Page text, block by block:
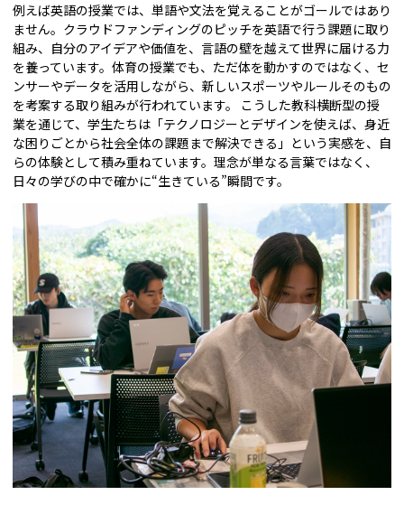
例えば英語の授業では、単語や文法を覚えることがゴールではあり
ません。クラウドファンディングのピッチを英語で行う課題に取り
組み、自分のアイデアや価値を、言語の壁を越えて世界に届ける力
を養っています。体育の授業でも、ただ体を動かすのではなく、セ
ンサーやデータを活用しながら、新しいスポーツやルールそのもの
を考案する取り組みが行われています。 こうした教科横断型の授
業を通じて、学生たちは「テクノロジーとデザインを使えば、身近
な困りごとから社会全体の課題まで解決できる」という実感を、自
らの体験として積み重ねています。理念が単なる言葉ではなく、
日々の学びの中で確かに“生きている”瞬間です。